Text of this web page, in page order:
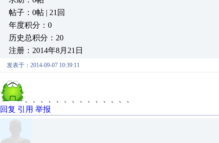
帖子：0帖 | 21回
年度积分：0
历史总积分：20
注册：2014年8月21日
发表于：2014-09-07 10:39:11
回复 引用 举报